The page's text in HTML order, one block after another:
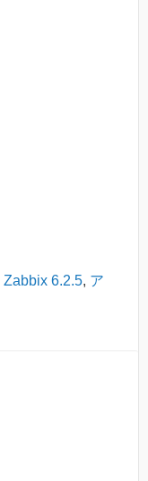
Zabbix 6.2.5, ア